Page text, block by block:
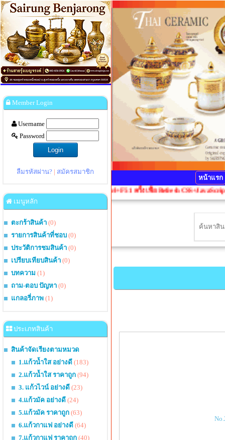
Member Login
Username
Password
ลืมรหัสผ่าน? | สมัครสมาชิก
เมนูหลัก
ตะกร้าสินค้า (0)
รายการสินค้าที่ชอบ (0)
ประวัติการชมสินค้า (0)
เปรียบเทียบสินค้า (0)
บทความ (1)
ถาม-ตอบ ปัญหา (0)
แกลอรี่ภาพ (1)
ประเภทสินค้า
สินค้าจัดเรียงตามหมวด
1.แก้วน้ำใส อย่างดี (183)
2.แก้วน้ำใส ราคาถูก (94)
3. แก้วไวน์ อย่างดี (23)
4.แก้วมัค อย่างดี (24)
5.แก้วมัค ราคาถูก (63)
6.แก้วกาแฟ อย่างดี (64)
7.แก้วกาแฟ ราคาถูก (40)
หน้าแรก
ลผิดเพี้ยน กรุณากดปุ่ม Ctrl+F5 1 ครั้งเพื่อ Refresh CSS+JavaScript